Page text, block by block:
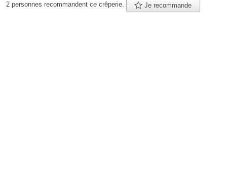
2 personnes recommandent ce crêperie. Je recommande